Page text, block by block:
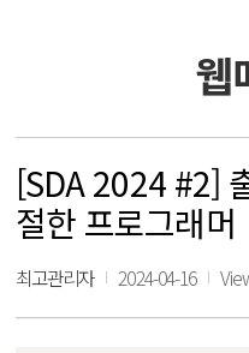
웹
[SDA 2024 #2]
절한 프로그래머
최고관리자 2024-04-16